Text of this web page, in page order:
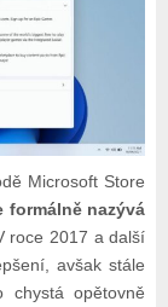
Microsoft Store
formálně nazývá
roce 2017 a další
avšak stále
opětovně